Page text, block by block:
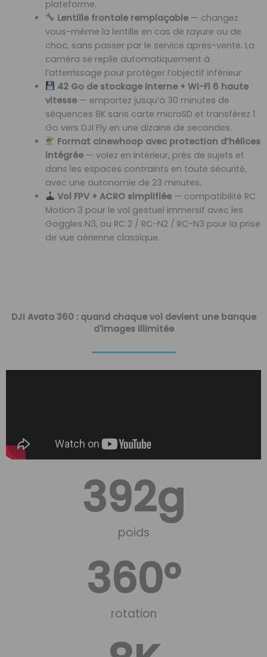
plateforme.
Lentille frontale remplaçable — changez
vous-même la lentille en cas de rayure ou de
choc, sans passer par le service après-vente. La
caméra se replie automatiquement à
l’atterrissage pour protéger l’objectif inférieur.
42 Go de stockage interne + Wi-Fi 6 haute
vitesse— emportez jusqu’à 30 minutes de
séquences 8K sans carte microSD et transférez 1
Go vers DJI Fly en une dizaine de secondes.
Format cinewhoop avec protection d’hélices
intégrée— volez en intérieur, près de sujets et
dans les espaces contraints en toute sécurité,
avec une autonomie de 23 minutes.
Vol FPV + ACRO simplifiée — compatibilité RC
Motion 3 pour le vol gestuel immersif avec les
Goggles N3, ou RC 2 / RC-N2 / RC-N3 pour la prise
de vue aérienne classique.
DJI Avata 360 : quand chaque vol devient une banque
d'images illimitée
poids
392g
rotation
360°